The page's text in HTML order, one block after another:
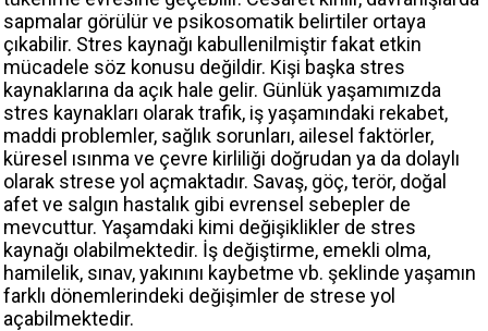
sapmalar görülür ve psikosomatik belirtiler ortaya
çıkabilir. Stres kaynağı kabullenilmiştir fakat etkin
mücadele söz konusu değildir. Kişi başka stres
kaynaklarına da açık hale gelir. Günlük yaşamımızda
stres kaynakları olarak trafik, iş yaşamındaki rekabet,
maddi problemler, sağlık sorunları, ailesel faktörler,
küresel ısınma ve çevre kirliliği doğrudan ya da dolaylı
olarak strese yol açmaktadır. Savaş, göç, terör, doğal
afet ve salgın hastalık gibi evrensel sebepler de
mevcuttur. Yaşamdaki kimi değişiklikler de stres
kaynağı olabilmektedir. İş değiştirme, emekli olma,
hamilelik, sınav, yakınını kaybetme vb. şeklinde yaşamın
farklı dönemlerindeki değişimler de strese yol
açabilmektedir.